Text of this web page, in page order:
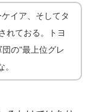
イア、そしてタ
れておる。トヨ
の"最上位グレ
。